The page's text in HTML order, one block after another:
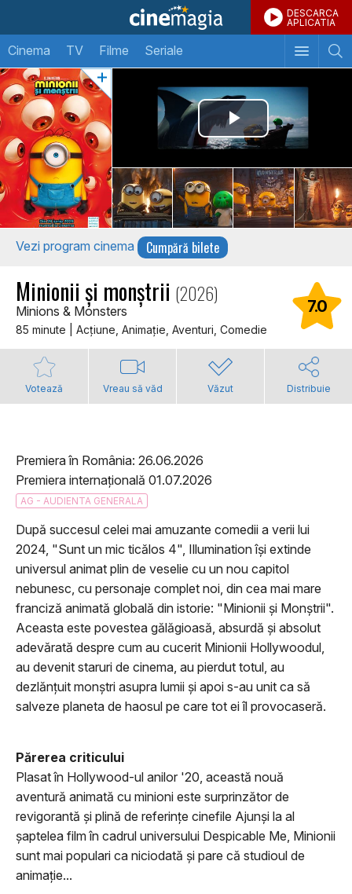
DESCARCA
APLICATIA
Cinema TV Filme Seriale
Vezi program cinema Cumpără bilete
Minionii și monștrii (2026)
Minions & Monsters
85 minute | Acţiune, Animaţie, Aventuri, Comedie
7.0
Votează Vreau să văd Văzut Distribuie
Premiera în România: 26.06.2026
Premiera internațională 01.07.2026
AG - AUDIENTA GENERALA
După succesul celei mai amuzante comedii a verii lui
2024, "Sunt un mic ticălos 4", Illumination își extinde
universul animat plin de veselie cu un nou capitol
nebunesc, cu personaje complet noi, din cea mai mare
franciză animată globală din istorie: "Minionii și Monștrii".
Aceasta este povestea gălăgioasă, absurdă și absolut
adevărată despre cum au cucerit Minionii Hollywoodul,
au devenit staruri de cinema, au pierdut totul, au
dezlănțuit monștri asupra lumii și apoi s-au unit ca să
salveze planeta de haosul pe care tot ei îl provocaseră.
Părerea criticului
Plasat în Hollywood-ul anilor '20, această nouă
aventură animată cu minioni este surprinzător de
revigorantă și plină de referințe cinefile Ajunși la al
șaptelea film în cadrul universului Despicable Me, Minionii
sunt mai populari ca niciodată și pare că studioul de
animație...